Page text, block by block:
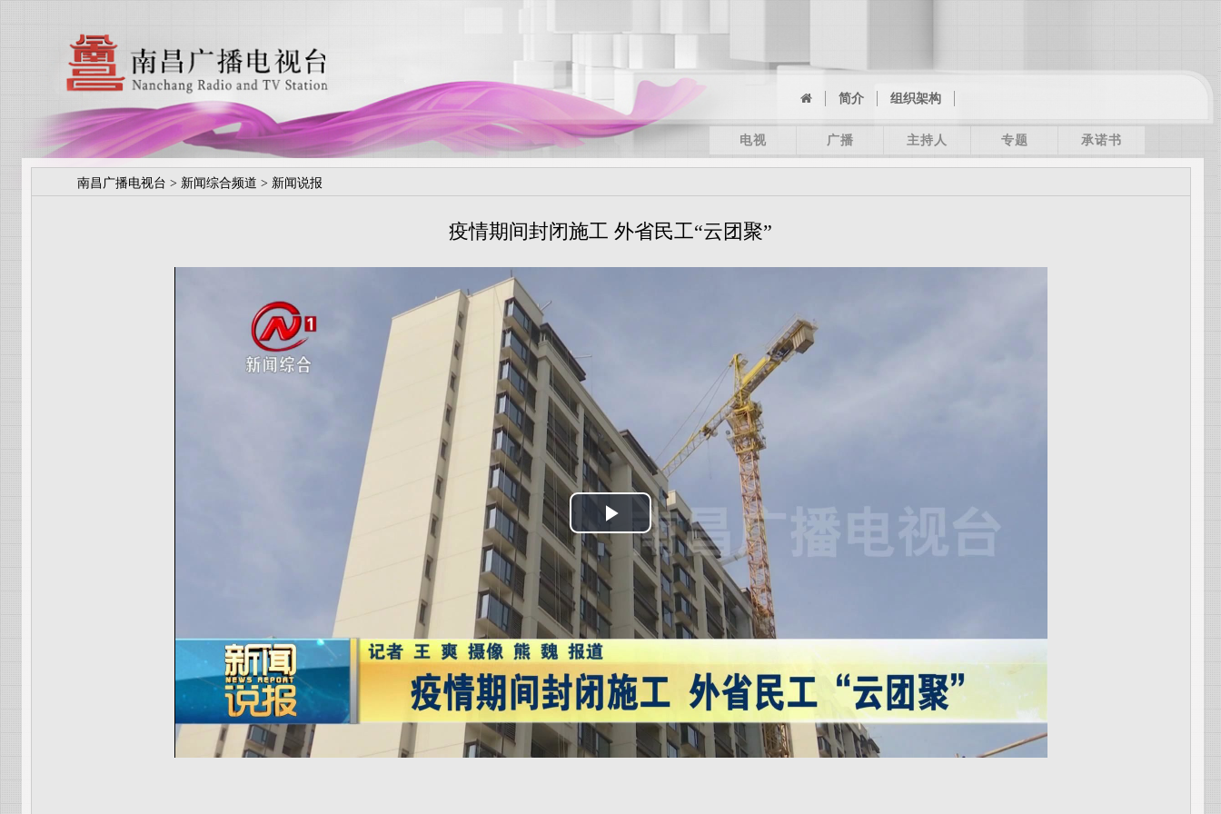
简介 组织架构
电视 广播 主持人 专题 承诺书
南昌广播电视台 > 新闻综合频道 > 新闻说报
疫情期间封闭施工 外省民工“云团聚”
Play
Video